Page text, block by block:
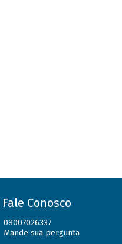
Fale Conosco
08007026337
Mande sua pergunta